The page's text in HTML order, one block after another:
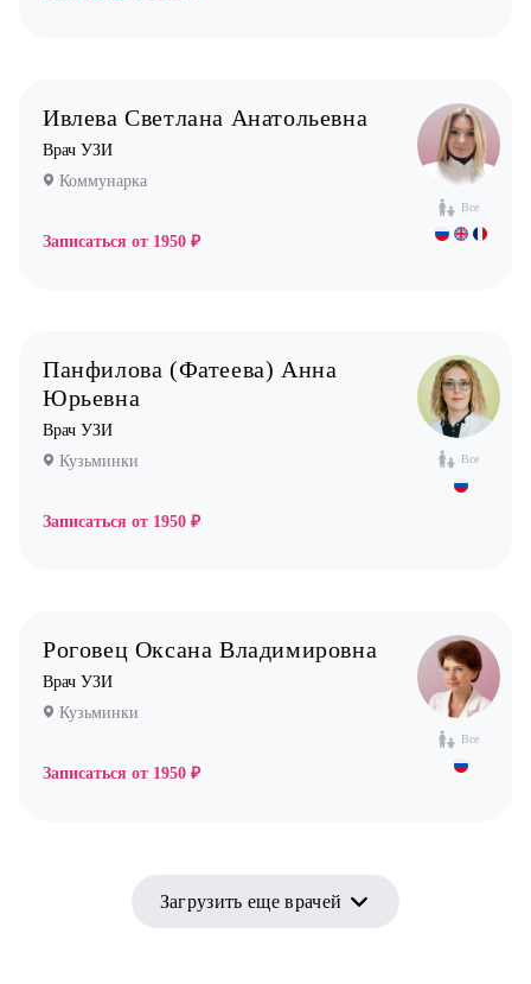
Все
Ивлева Светлана Анатольевна
Врач УЗИ
Коммунарка
Записаться от 1950 ₽
Все
Панфилова (Фатеева) Анна
Юрьевна
Врач УЗИ
Кузьминки
Записаться от 1950 ₽
Все
Роговец Оксана Владимировна
Врач УЗИ
Кузьминки
Записаться от 1950 ₽
Загрузить еще врачей